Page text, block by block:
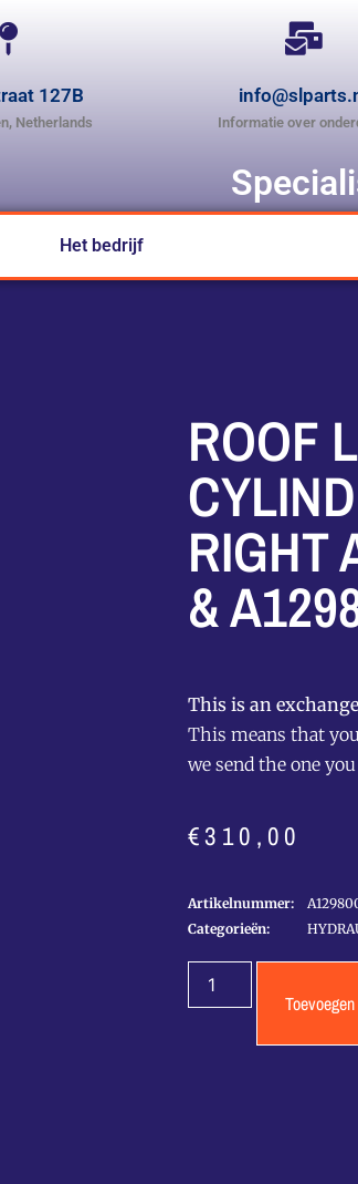
127B
Netherlands Informatie over
Het bedrijf
ROOF
RIGHT
&
This is an
This means that
we send the one
€310,00
Artikelnummer:
Categorieën: